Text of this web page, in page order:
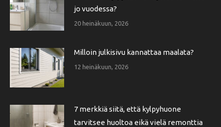
jo vuodessa?
20 heinäkuun, 2026
Milloin julkisivu kannattaa maalata?
12 heinäkuun, 2026
7 merkkiä siitä, että kylpyhuone
tarvitsee huoltoa eikä vielä remonttia